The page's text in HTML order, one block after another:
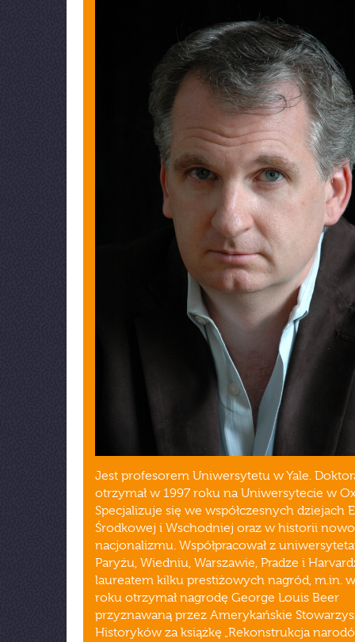
Jest profesorem Uniwersytetu w Yale.
otrzymał w 1997 roku na Uniwersytecie w
Specjalizuje się we współczesnych dziejach
Środkowej i Wschodniej oraz w historii
nacjonalizmu. Współpracował z
Paryżu, Wiedniu, Warszawie, Pradze i
laureatem kilku prestiżowych nagród, m.in.
roku otrzymał nagrodę George Louis Beer
przyznawaną przez Amerykańskie
Historyków za książkę „Rekonstrukcja